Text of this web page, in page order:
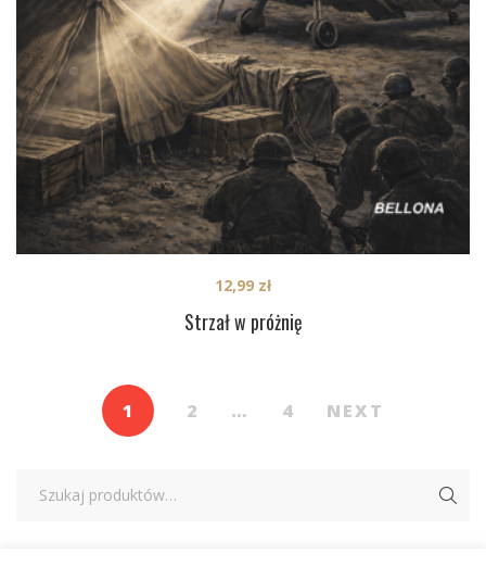
Strzał w próżnię
12,99 zł
1 2 … 4 NEXT